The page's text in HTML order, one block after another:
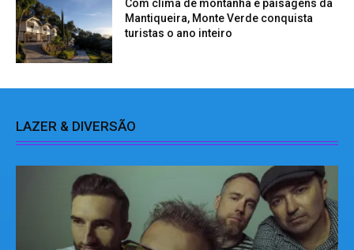
Com clima de montanha e paisagens da
Mantiqueira, Monte Verde conquista
turistas o ano inteiro
LAZER & DIVERSÃO